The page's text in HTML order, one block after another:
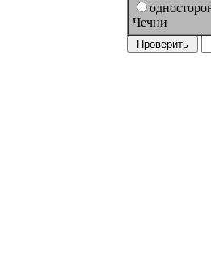
Чечни